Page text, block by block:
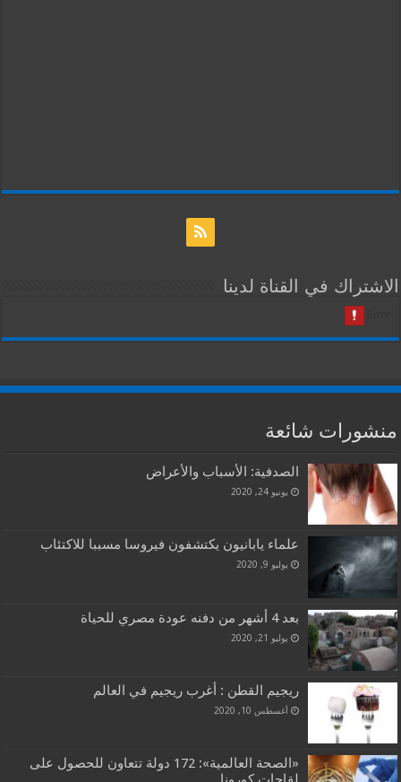
الاشتراك في القناة لدينا
منشورات شائعة
الصدفية: الأسباب والأعراض
يونيو 24, 2020
علماء يابانيون يكتشفون فيروسا مسببا للاكتئاب
يوليو 9, 2020
بعد 4 أشهر من دفنه عودة مصري للحياة
يوليو 21, 2020
ريجيم القطن : أغرب ريجيم في العالم
أغسطس 10, 2020
«الصحة العالمية»: 172 دولة تتعاون للحصول على